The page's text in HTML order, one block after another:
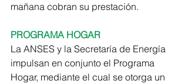
mañana cobran su prestación.
PROGRAMA HOGAR
La ANSES y la Secretaría de Energía
impulsan en conjunto el Programa
Hogar, mediante el cual se otorga un